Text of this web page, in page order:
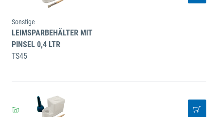
Sonstige
LEIMSPARBEHÄLTER MIT
PINSEL 0,4 LTR
TS45